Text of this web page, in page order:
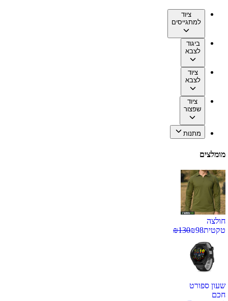
ציוד
למתגייסים
ביגוד
לצבא
ציוד
לצבא
ציוד
שפצור
מתנות
מומלצים
חולצה
טקטית
₪98
₪130
שעון ספורט
חכם